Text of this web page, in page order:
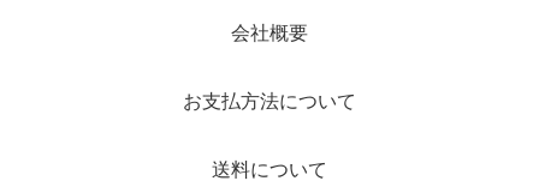
会社概要
お支払方法について
送料について